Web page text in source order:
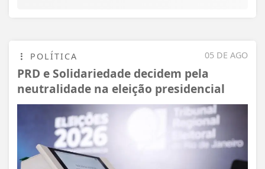
05 DE AGO
POLÍTICA
PRD e Solidariedade decidem pela
neutralidade na eleição presidencial